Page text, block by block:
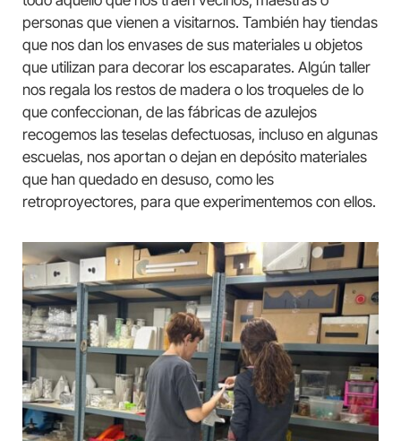
personas que vienen a visitarnos. También hay tiendas
que nos dan los envases de sus materiales u objetos
que utilizan para decorar los escaparates. Algún taller
nos regala los restos de madera o los troqueles de lo
que confeccionan, de las fábricas de azulejos
recogemos las teselas defectuosas, incluso en algunas
escuelas, nos aportan o dejan en depósito materiales
que han quedado en desuso, como les
retroproyectores, para que experimentemos con ellos.